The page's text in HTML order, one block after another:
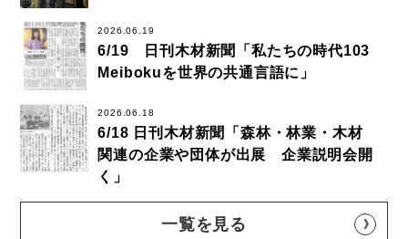
2026.06.19
6/19 日刊木材新聞「私たちの時代103
Meibokuを世界の共通言語に」
2026.06.18
6/18 日刊木材新聞「森林・林業・木材
関連の企業や団体が出展 企業説明会開
く」
一覧を見る